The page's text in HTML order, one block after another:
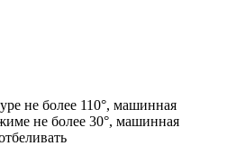
не более 110°, машинная
не более 30°, машинная